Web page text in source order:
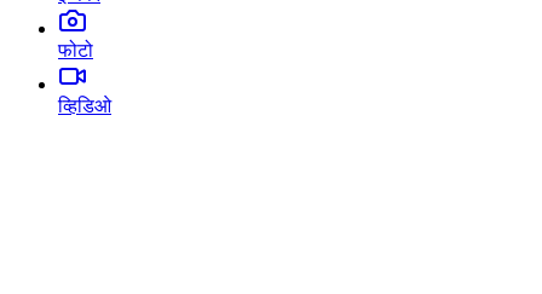
फोटो
व्हिडिओ